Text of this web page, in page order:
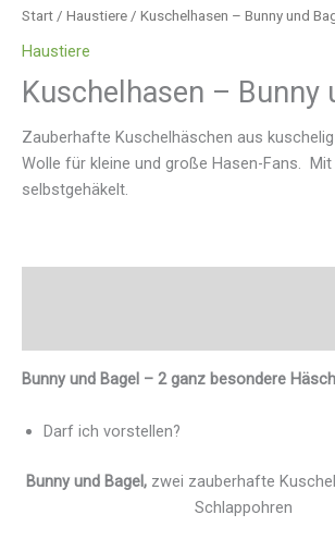
Start / Haustiere / Kuschelhasen – Bunny und
Haustiere
Kuschelhasen – Bunny
Zauberhafte Kuschelhäschen aus
Wolle für kleine und große Hasen-Fans.
selbstgehäkelt.
Bunny und Bagel – 2 ganz besondere
Darf ich vorstellen?
Bunny und Bagel,zwei zauberhafte
Schlappohren